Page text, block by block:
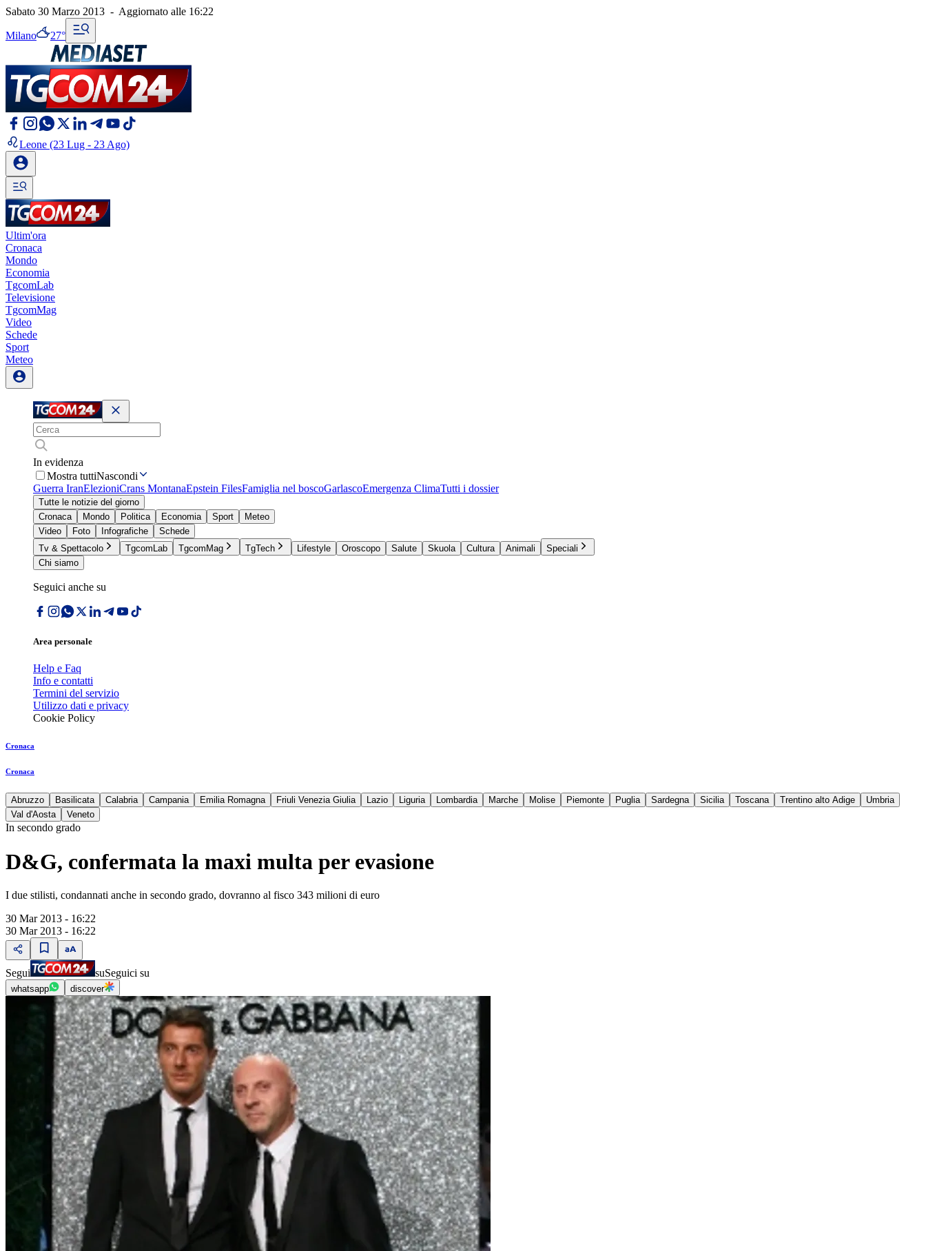
Sabato 30 Marzo 2013 - Aggiornato alle 16:22
Milano 27°
Leone (23 Lug - 23 Ago)
Ultim'ora
Cronaca
Mondo
Economia
TgcomLab
Televisione
TgcomMag
Video
Schede
Sport
Meteo
In evidenza
Mostra tuttiNascondi
Guerra IranElezioniCrans MontanaEpstein FilesFamiglia nel boscoGarlascoEmergenza ClimaTutti i dossier
Tutte le notizie del giorno
Cronaca
Mondo Politica Economia Sport
Meteo
Video
Foto Infografiche
Schede
Tv & Spettacolo
TgcomLab TgcomMag TgTech Lifestyle Oroscopo Salute Skuola Cultura Animali
Speciali
Chi siamo
Seguici anche su
Area personale
Help e Faq
Info e contatti
Termini del servizio
Utilizzo dati e privacy
Cookie Policy
Cronaca
Cronaca
Abruzzo Basilicata Calabria Campania Emilia Romagna Friuli Venezia Giulia Lazio Liguria Lombardia Marche Molise Piemonte Puglia Sardegna Sicilia Toscana Trentino alto Adige
Umbria
Val d'Aosta
Veneto
In secondo grado
D&G, confermata la maxi multa per evasione
I due stilisti, condannati anche in secondo grado, dovranno al fisco 343 milioni di euro
30 Mar 2013 - 16:22
30 Mar 2013 - 16:22
Segui suSeguici su
whatsapp discover